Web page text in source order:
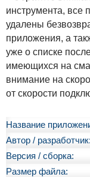
инструмента, все
удалены
приложения, а
уже о списке
имеющихся на
внимание на
от скорости
Название
Автор / разработчик:
Версия / сборка:
Размер файла: